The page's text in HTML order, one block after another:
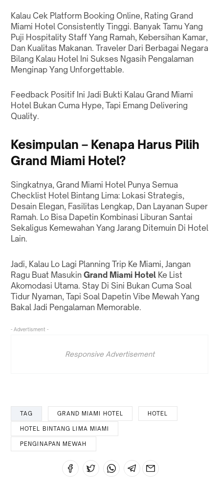
Kalau Cek Platform Booking Online, Rating Grand
Miami Hotel Consistently Tinggi. Banyak Tamu Yang
Puji Hospitality Staff Yang Ramah, Kebersihan Kamar,
Dan Kualitas Makanan. Traveler Dari Berbagai Negara
Bilang Kalau Hotel Ini Sukses Ngasih Pengalaman
Menginap Yang Unforgettable.
Feedback Positif Ini Jadi Bukti Kalau Grand Miami
Hotel Bukan Cuma Hype, Tapi Emang Delivering
Quality.
Kesimpulan – Kenapa Harus Pilih
Grand Miami Hotel?
Singkatnya, Grand Miami Hotel Punya Semua
Checklist Hotel Bintang Lima: Lokasi Strategis,
Desain Elegan, Fasilitas Lengkap, Dan Layanan Super
Ramah. Lo Bisa Dapetin Kombinasi Liburan Santai
Sekaligus Kemewahan Yang Jarang Ditemuin Di Hotel
Lain.
Jadi, Kalau Lo Lagi Planning Trip Ke Miami, Jangan
Ragu Buat Masukin Grand Miami Hotel Ke List
Akomodasi Utama. Stay Di Sini Bukan Cuma Soal
Tidur Nyaman, Tapi Soal Dapetin Vibe Mewah Yang
Bakal Jadi Pengalaman Memorable.
- Advertisment -
Responsive Advertisement
TAG GRAND MIAMI HOTEL HOTEL
HOTEL BINTANG LIMA MIAMI
PENGINAPAN MEWAH